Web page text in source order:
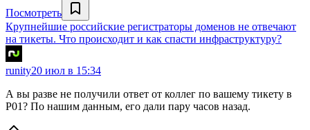
Посмотреть
Крупнейшие российские регистраторы доменов не отвечают
на тикеты. Что происходит и как спасти инфраструктуру?
runity20 июл в 15:34
А вы разве не получили ответ от коллег по вашему тикету в
Р01? По нашим данным, его дали пару часов назад.